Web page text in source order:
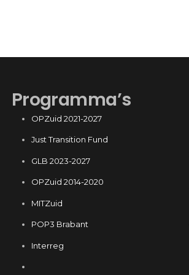
Programma’s
OPZuid 2021-2027
Just Transition Fund
GLB 2023-2027
OPZuid 2014-2020
MITZuid
POP3 Brabant
Interreg